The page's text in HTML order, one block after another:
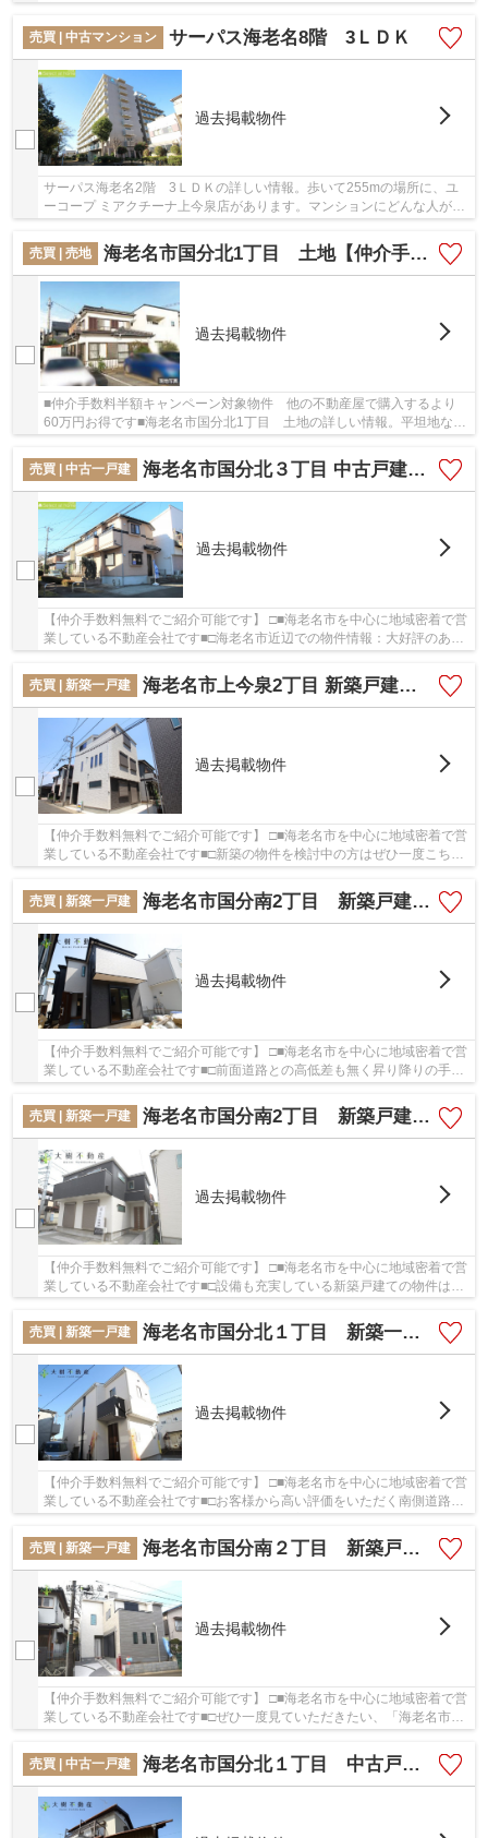
売買 | 中古マンション
サーパス海老名8階 3ＬＤＫ
過去掲載物件
サーパス海老名2階 3ＬＤＫの詳しい情報。歩いて255mの場所に、ユ
ーコープ ミアクチーナ上今泉店があります。マンションにどんな人が住
売買 | 売地
海老名市国分北1丁目 土地【仲介手数料半額キャンペーン対象物件】
過去掲載物件
■仲介手数料半額キャンペーン対象物件 他の不動産屋で購入するより
60万円お得です■海老名市国分北1丁目 土地の詳しい情報。平坦地なの
売買 | 中古一戸建
海老名市国分北３丁目 中古戸建て【仲介手数料無料】
過去掲載物件
【仲介手数料無料でご紹介可能です】 □■海老名市を中心に地域密着で営
業している不動産会社です■□海老名市近辺での物件情報：大好評のあの
売買 | 新築一戸建
海老名市上今泉2丁目 新築戸建て 全１棟【仲介手数料無料】
過去掲載物件
【仲介手数料無料でご紹介可能です】 □■海老名市を中心に地域密着で営
業している不動産会社です■□新築の物件を検討中の方はぜひ一度こちら
の物件をご覧ください。多くの方からこだわり...
売買 | 新築一戸建
海老名市国分南2丁目 新築戸建て 全２棟 【仲介手数料無料】
過去掲載物件
【仲介手数料無料でご紹介可能です】 □■海老名市を中心に地域密着で営
業している不動産会社です■□前面道路との高低差も無く昇り降りの手間
が省ける物件です。コチラの物件は、新築の戸...
売買 | 新築一戸建
海老名市国分南2丁目 新築戸建て 全1棟 【仲介手数料無料】
過去掲載物件
【仲介手数料無料でご紹介可能です】 □■海老名市を中心に地域密着で営
業している不動産会社です■□設備も充実している新築戸建ての物件はい
売買 | 新築一戸建
海老名市国分北１丁目 新築一戸建て 全１棟 【仲介手数料無料】
過去掲載物件
【仲介手数料無料でご紹介可能です】 □■海老名市を中心に地域密着で営
業している不動産会社です■□お客様から高い評価をいただく南側道路に
売買 | 新築一戸建
海老名市国分南２丁目 新築戸建て 全１棟 【仲介手数料無料】
過去掲載物件
【仲介手数料無料でご紹介可能です】 □■海老名市を中心に地域密着で営
業している不動産会社です■□ぜひ一度見ていただきたい、「海老名市国
売買 | 中古一戸建
海老名市国分北１丁目 中古戸建て 【仲介手数料無料】